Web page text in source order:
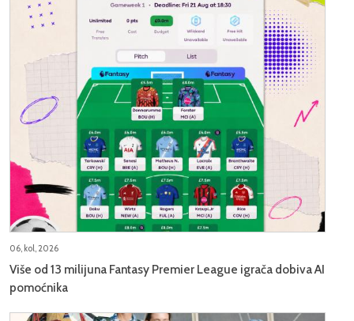
06, kol, 2026
Više od 13 milijuna Fantasy Premier League igrača dobiva AI
pomoćnika